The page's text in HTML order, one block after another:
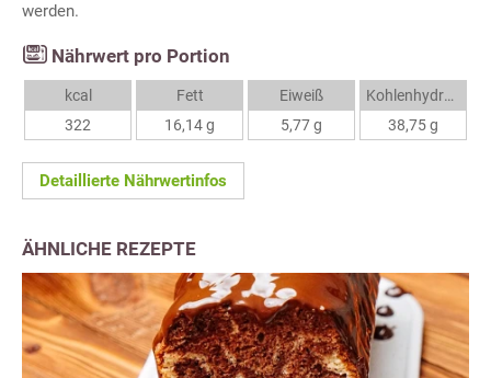
werden.
Nährwert pro Portion
kcal
322
Fett
16,14 g
Eiweiß
5,77 g
Kohlenhydrate
38,75 g
Detaillierte Nährwertinfos
ÄHNLICHE REZEPTE